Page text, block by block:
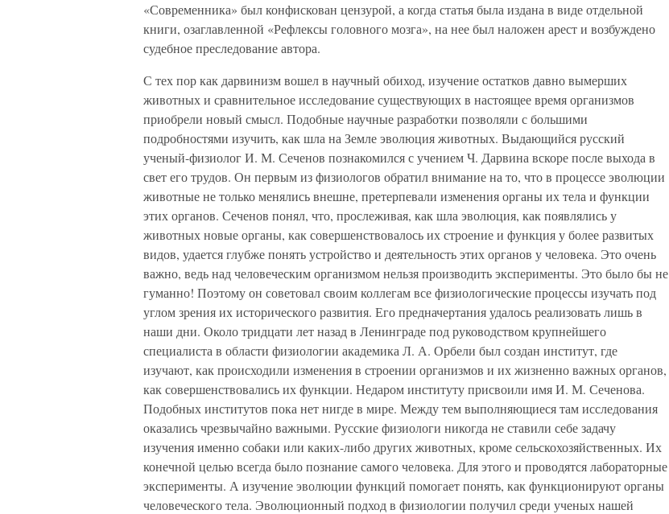
«Современника» был конфискован цензурой, а когда статья была издана в виде отдельной
книги, озаглавленной «Рефлексы головного мозга», на нее был наложен арест и возбуждено
судебное преследование автора.
С тех пор как дарвинизм вошел в научный обиход, изучение остатков давно вымерших
животных и сравнительное исследование существующих в настоящее время организмов
приобрели новый смысл. Подобные научные разработки позволяли с большими
подробностями изучить, как шла на Земле эволюция животных. Выдающийся русский
ученый-физиолог И. М. Сеченов познакомился с учением Ч. Дарвина вскоре после выхода в
свет его трудов. Он первым из физиологов обратил внимание на то, что в процессе эволюции
животные не только менялись внешне, претерпевали изменения органы их тела и функции
этих органов. Сеченов понял, что, прослеживая, как шла эволюция, как появлялись у
животных новые органы, как совершенствовалось их строение и функция у более развитых
видов, удается глубже понять устройство и деятельность этих органов у человека. Это очень
важно, ведь над человеческим организмом нельзя производить эксперименты. Это было бы не
гуманно! Поэтому он советовал своим коллегам все физиологические процессы изучать под
углом зрения их исторического развития. Его предначертания удалось реализовать лишь в
наши дни. Около тридцати лет назад в Ленинграде под руководством крупнейшего
специалиста в области физиологии академика Л. А. Орбели был создан институт, где
изучают, как происходили изменения в строении организмов и их жизненно важных органов,
как совершенствовались их функции. Недаром институту присвоили имя И. М. Сеченова.
Подобных институтов пока нет нигде в мире. Между тем выполняющиеся там исследования
оказались чрезвычайно важными. Русские физиологи никогда не ставили себе задачу
изучения именно собаки или каких-либо других животных, кроме сельскохозяйственных. Их
конечной целью всегда было познание самого человека. Для этого и проводятся лабораторные
эксперименты. А изучение эволюции функций помогает понять, как функционируют органы
человеческого тела. Эволюционный подход в физиологии получил среди ученых нашей